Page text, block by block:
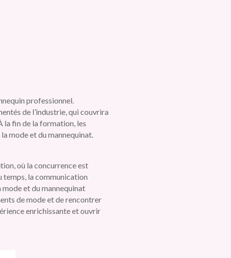
professionnel.
de l’industrie, qui couvrira
la fin de la formation, les
mode et du mannequinat.
où la concurrence est
temps, la communication
et du mannequinat
de mode et de rencontrer
enrichissante et ouvrir